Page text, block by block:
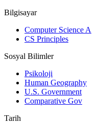
Bilgisayar
Computer Science A
CS Principles
Sosyal Bilimler
Psikoloji
Human Geography
U.S. Government
Comparative Gov
Tarih